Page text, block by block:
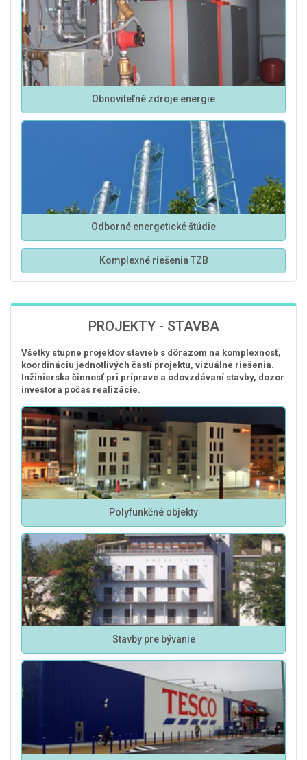
Obnoviteľné zdroje energie
Odborné energetické štúdie
Komplexné riešenia TZB
PROJEKTY - STAVBA
Všetky stupne projektov stavieb s dôrazom na komplexnosť,
koordináciu jednotlivých častí projektu, vizuálne riešenia.
Inžinierska činnosť pri príprave a odovzdávaní stavby, dozor
investora počas realizácie.
Polyfunkčné objekty
Stavby pre bývanie